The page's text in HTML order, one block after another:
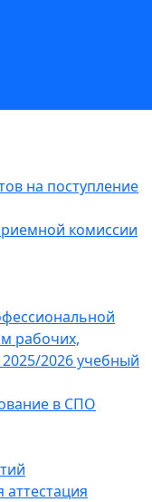
на поступление
комиссии
рабочих,
2026 учебный
в СПО
аттестация